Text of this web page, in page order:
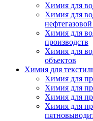
Химия для
Химия для
Химия для
производств
Химия для
объектов
Химия для
Химия для
Химия для
Химия для
Химия для